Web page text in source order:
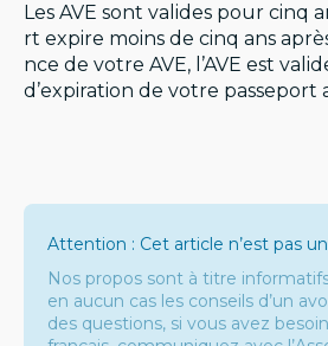
Les AVE sont valides pour cinq
rt expire moins de cinq ans
nce de votre AVE, l’AVE est
d’expiration de votre passeport
Attention : Cet article n’est pas
Nos propos sont à titre
en aucun cas les conseils d’un
des questions, si vous avez